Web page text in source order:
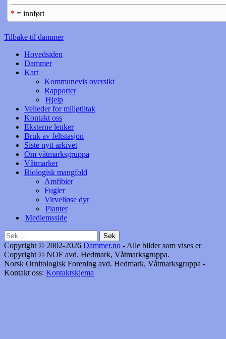
* = innført
Tilbake til dammer
Hovedsiden
Dammer
Kart
Kommunevis oversikt
Rapporter
Hjelp
Veileder for miljøtiltak
Kontakt oss
Eksterne lenker
Bruk av feltstasjon
Siste nytt arkivet
Om våtmarksgruppa
Våtmarker
Biologisk mangfold
Amfibier
Fugler
Virvelløse dyr
Planter
Medlemsside
Søk
etter:
Copyright © 2002-2026 Dammer.no - Alle bilder som vises er
Copyright © NOF avd. Hedmark, Våtmarksgruppa.
Norsk Ornitologisk Forening avd. Hedmark, Våtmarksgruppa -
Kontakt oss: Kontaktskjema